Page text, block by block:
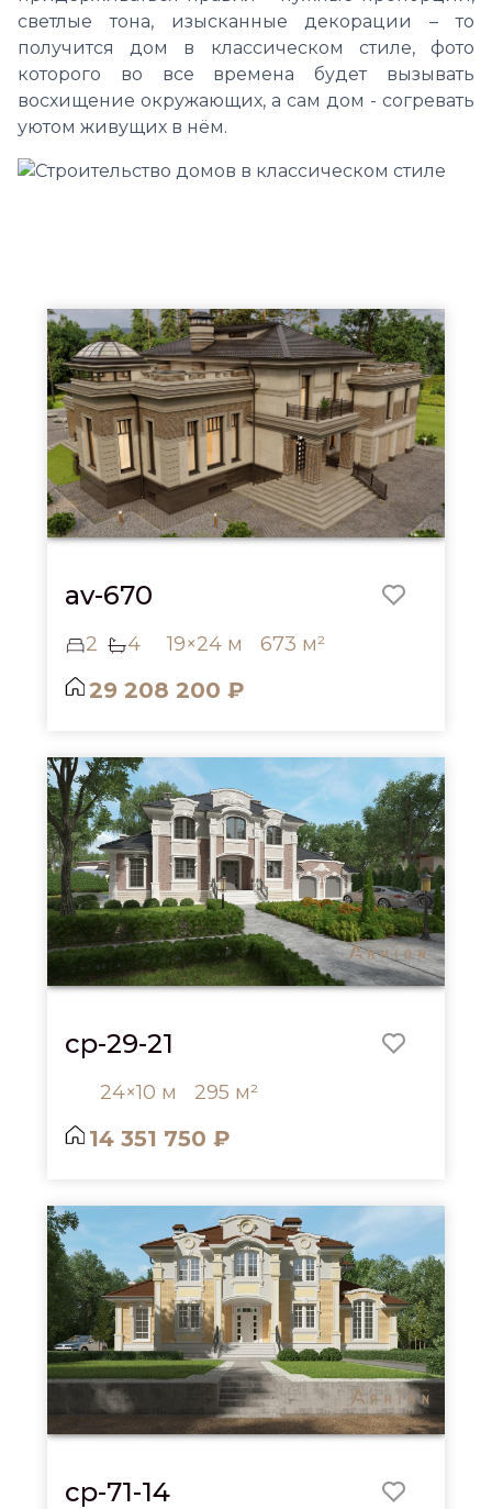
светлые тона, изысканные декорации – то
получится дом в классическом стиле, фото
которого во все времена будет вызывать
восхищение окружающих, а сам дом - согревать
уютом живущих в нём.
av-670
2 4 19×24 м 673 м²
29 208 200 ₽
cp-29-21
24×10 м 295 м²
14 351 750 ₽
cp-71-14